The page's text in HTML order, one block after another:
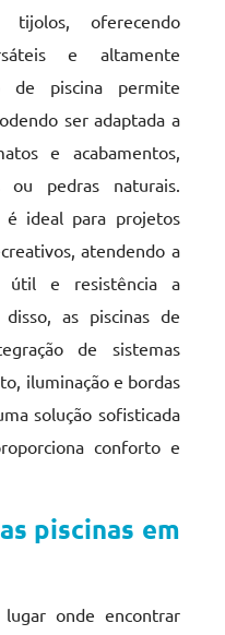
oferecendo
e altamente
de piscina permite
ser adaptada a
e acabamentos,
ou pedras naturais.
é ideal para projetos
atendendo a
útil e resistência a
as piscinas de
de sistemas
iluminação e bordas
solução sofisticada
conforto e
piscinas em
onde encontrar